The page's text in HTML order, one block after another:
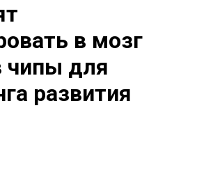
в мозг
чипы для
развития